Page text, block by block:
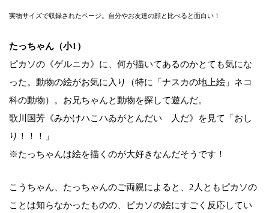
実物サイズで収録されたページ。自分やお友達の顔と比べると面白い！
たっちゃん（小1）
ピカソの《ゲルニカ》に、何が描いてあるのかとても気にな
った。動物の絵がお気に入り（特に「ナスカの地上絵」ネコ
科の動物）。お兄ちゃんと動物を探して遊んだ。
歌川国芳《みかけハこハゐがとんだいゝ人だ》を見て「おし
り！！！」
※たっちゃんは絵を描くのが大好きなんだそうです！
こうちゃん、たっちゃんのご両親によると、2人ともピカソの
ことは知らなかったものの、ピカソの絵にすごく反応してい